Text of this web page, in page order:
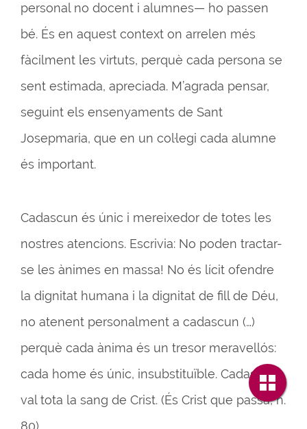
personal no docent i alumnes— ho passen
bé. És en aquest context on arrelen més
fàcilment les virtuts, perquè cada persona se
sent estimada, apreciada. M’agrada pensar,
seguint els ensenyaments de Sant
Josepmaria, que en un col·legi cada alumne
és important.
Cadascun és únic i mereixedor de totes les
nostres atencions. Escrivia: No poden tractar-
se les ànimes en massa! No és lícit ofendre
la dignitat humana i la dignitat de fill de Déu,
no atenent personalment a cadascun (…)
perquè cada ànima és un tresor meravellós:
cada home és únic, insubstituïble. Cadascun
val tota la sang de Crist. (És Crist que passa, n.
80).